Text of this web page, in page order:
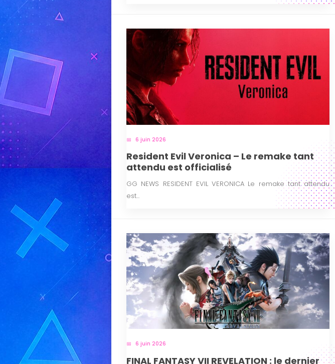
6 juin 2026
Resident Evil Veronica – Le remake tant
attendu est officialisé
GG NEWS RESIDENT EVIL VERONICA Le remake tant attendu
est...
6 juin 2026
FINAL FANTASY VII REVELATION : le dernier